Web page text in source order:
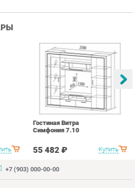
Купить
Гостиная Витра
Симфония 7.10
55 482 ₽
+7 (903) 000-00-00
ГОРОДА